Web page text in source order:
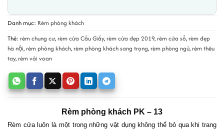
Danh mục: Rèm phòng khách
Thẻ: rèm chung cư,rèm cửa Cầu Giấy,rèm cửa đẹp 2019,rèm cửa sổ,rèm đẹp
hà nội,rèm phòng khách,rèm phòng khách sang trọng,rèm phòng ngủ,rèm thêu
tay,rèm vải voan
Rèm phòng khách PK – 13
Rèm cửa luôn là một trong những vật dụng không thể bỏ qua khi trang